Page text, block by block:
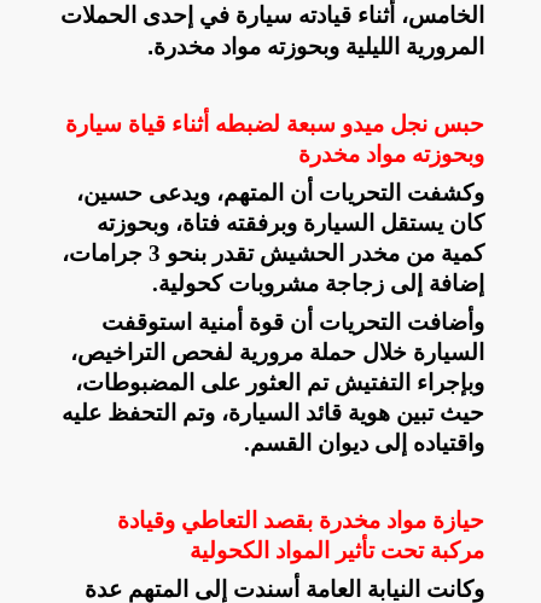
الخامس، أثناء قيادته سيارة في إحدى الحملات
المرورية الليلية وبحوزته مواد مخدرة.
حبس نجل ميدو سبعة لضبطه أثناء قياة سيارة
وبحوزته مواد مخدرة
وكشفت التحريات أن المتهم، ويدعى حسين،
كان يستقل السيارة وبرفقته فتاة، وبحوزته
كمية من مخدر الحشيش تقدر بنحو 3 جرامات،
إضافة إلى زجاجة مشروبات كحولية.
وأضافت التحريات أن قوة أمنية استوقفت
السيارة خلال حملة مرورية لفحص التراخيص،
وبإجراء التفتيش تم العثور على المضبوطات،
حيث تبين هوية قائد السيارة، وتم التحفظ عليه
واقتياده إلى ديوان القسم.
حيازة مواد مخدرة بقصد التعاطي وقيادة
مركبة تحت تأثير المواد الكحولية
وكانت النيابة العامة أسندت إلى المتهم عدة